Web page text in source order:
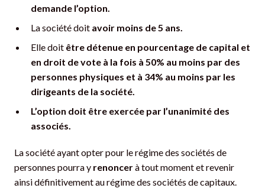
demande l’option.
La société doit avoir moins de 5 ans.
Elle doit être détenue en pourcentage de capital et
en droit de vote à la fois à 50% au moins par des
personnes physiques et à 34% au moins par les
dirigeants de la société.
L’option doit être exercée par l’unanimité des
associés.
La société ayant opter pour le régime des sociétés de
personnes pourra y renoncerà tout moment et revenir
ainsi définitivement au régime des sociétés de capitaux.